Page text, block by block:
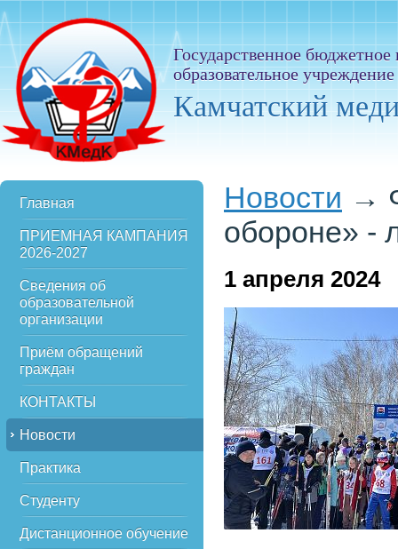
Государственное
образовательное
Камчатский
Главная
ПРИЕМНАЯ КАМПАНИЯ
2026-2027
Сведения об
образовательной
организации
Приём обращений
граждан
КОНТАКТЫ
Новости
Практика
Студенту
Дистанционное обучение
Новости →
обороне» -
1 апреля 2024